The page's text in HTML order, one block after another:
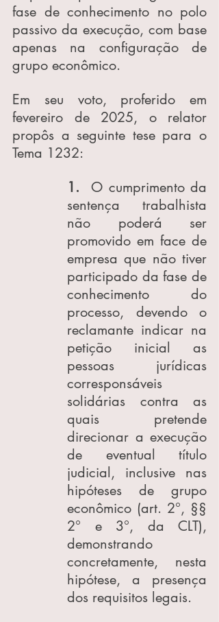
fase de conhecimento no polo
passivo da execução, com base
apenas na configuração de
grupo econômico.
Em seu voto, proferido em
fevereiro de 2025, o relator
propôs a seguinte tese para o
Tema 1232:
1. O cumprimento da
sentença trabalhista
não poderá ser
promovido em face de
empresa que não tiver
participado da fase de
conhecimento do
processo, devendo o
reclamante indicar na
petição inicial as
pessoas jurídicas
corresponsáveis
solidárias contra as
quais pretende
direcionar a execução
de eventual título
judicial, inclusive nas
hipóteses de grupo
econômico (art. 2°, §§
2° e 3°, da CLT),
demonstrando
concretamente, nesta
hipótese, a presença
dos requisitos legais.